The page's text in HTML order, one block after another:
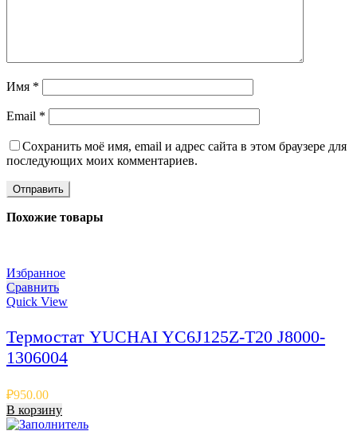
Имя *
Email *
Сохранить моё имя, email и адрес сайта в этом браузере для
последующих моих комментариев.
Похожие товары
Избранное
Сравнить
Quick View
Термостат YUCHAI YC6J125Z-T20 J8000-
1306004
₽950.00
В корзину